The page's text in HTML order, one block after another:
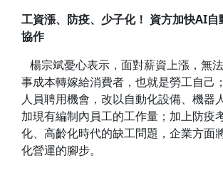
工資漲、防疫、少子化！ 資方加快AI
協作
楊宗斌憂心表示，面對薪資上漲，無
事成本轉嫁給消費者，也就是勞工自己
人員聘用機會，改以自動化設備、機器
加現有編制內員工的工作量；加上防疫
化、高齡化時代的缺工問題，企業方面
化營運的腳步。